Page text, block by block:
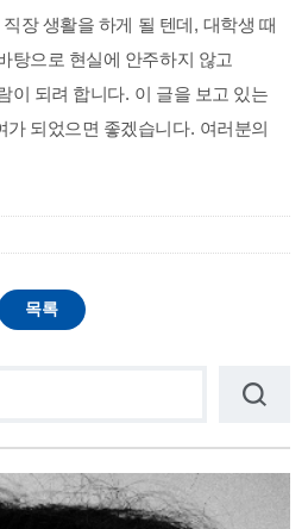
장 생활을 하게 될 텐데 , 대학생 때
탕으로 현실에 안주하지 않고
이 되려 합니다. 이 글을 보고 있는
가 되었으면 좋겠습니다. 여러분의